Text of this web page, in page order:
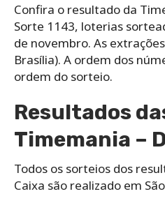
Confira o resultado da
Sorte 1143, loterias
de novembro. As
Brasília). A ordem dos
ordem do sorteio.
Resultados
Timemania –
Todos os sorteios dos
Caixa são realizado em